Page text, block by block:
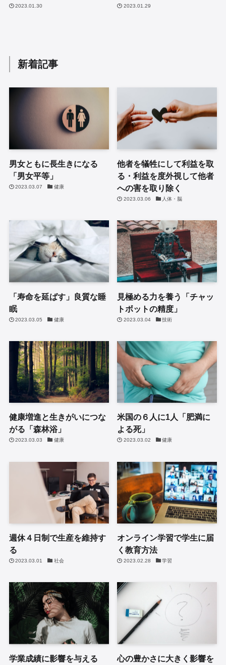
2023.01.30 2023.01.29
新着記事
男女ともに長生きになる
「男女平等」
2023.03.07 健康
他者を犠牲にして利益を取
る・利益を度外視して他者
への害を取り除く
2023.03.06 人体・脳
「寿命を延ばす」良質な睡
眠
2023.03.05 健康
見極める力を養う「チャッ
トボットの精度」
2023.03.04 技術
健康増進と生きがいにつな
がる「森林浴」
2023.03.03 健康
米国の６人に1人「肥満に
よる死」
2023.03.02 健康
週休４日制で生産を維持す
る
2023.03.01 社会
オンライン学習で学生に届
く教育方法
2023.02.28 学習
学業成績に影響を与える
心の豊かさに大きく影響を